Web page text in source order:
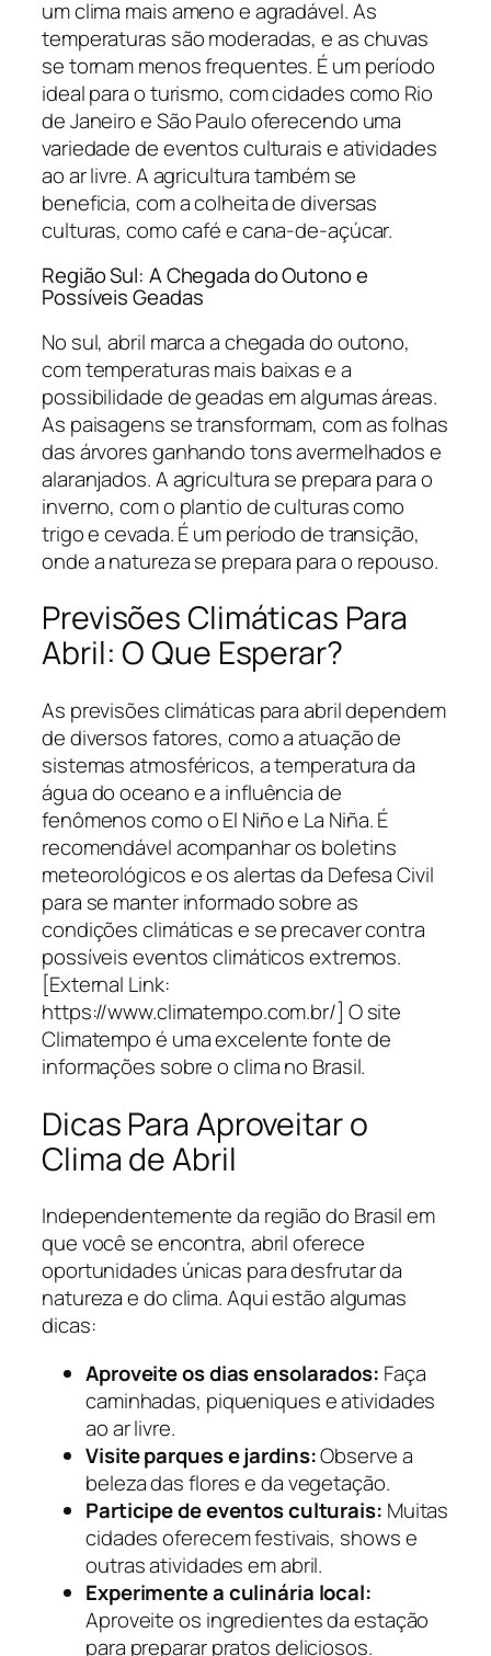
um clima mais ameno e agradável. As
temperaturas são moderadas, e as chuvas
se tornam menos frequentes. É um período
ideal para o turismo, com cidades como Rio
de Janeiro e São Paulo oferecendo uma
variedade de eventos culturais e atividades
ao ar livre. A agricultura também se
beneficia, com a colheita de diversas
culturas, como café e cana-de-açúcar.
Região Sul: A Chegada do Outono e
Possíveis Geadas
No sul, abril marca a chegada do outono,
com temperaturas mais baixas e a
possibilidade de geadas em algumas áreas.
As paisagens se transformam, com as folhas
das árvores ganhando tons avermelhados e
alaranjados. A agricultura se prepara para o
inverno, com o plantio de culturas como
trigo e cevada. É um período de transição,
onde a natureza se prepara para o repouso.
Previsões Climáticas Para
Abril: O Que Esperar?
As previsões climáticas para abril dependem
de diversos fatores, como a atuação de
sistemas atmosféricos, a temperatura da
água do oceano e a influência de
fenômenos como o El Niño e La Niña. É
recomendável acompanhar os boletins
meteorológicos e os alertas da Defesa Civil
para se manter informado sobre as
condições climáticas e se precaver contra
possíveis eventos climáticos extremos.
[External Link:
https://www.climatempo.com.br/] O site
Climatempo é uma excelente fonte de
informações sobre o clima no Brasil.
Dicas Para Aproveitar o
Clima de Abril
Independentemente da região do Brasil em
que você se encontra, abril oferece
oportunidades únicas para desfrutar da
natureza e do clima. Aqui estão algumas
dicas:
Aproveite os dias ensolarados: Faça
caminhadas, piqueniques e atividades
ao ar livre.
Visite parques e jardins:Observe a
beleza das flores e da vegetação.
Participe de eventos culturais: Muitas
cidades oferecem festivais, shows e
outras atividades em abril.
Experimente a culinária local:
Aproveite os ingredientes da estação
para preparar pratos deliciosos.